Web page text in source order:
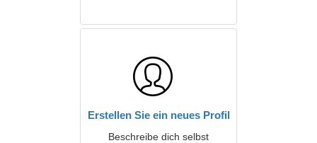
Erstellen Sie ein neues Profil
Beschreibe dich selbst